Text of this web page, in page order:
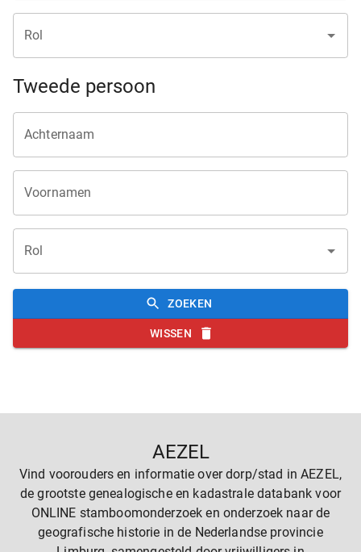
Rol
Tweede persoon
Achternaam
Voornamen
Rol
ZOEKEN
WISSEN
AEZEL
Vind voorouders en informatie over dorp/stad in AEZEL,
de grootste genealogische en kadastrale databank voor
ONLINE stamboomonderzoek en onderzoek naar de
geografische historie in de Nederlandse provincie